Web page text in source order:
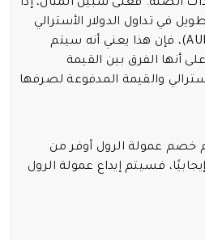
الصلة. فعلى سبيل المثال، إذا
في تداول الدولار الأسترالي
مقابل الدولار الكندي (AUDCAD)، فإن هذا يعني أنه سيتم
أنها الفرق بين القيمة
والقيمة المدفوعة لصرفها
خصم عمولة الرول أوفر من
فسيتم إيداع عمولة الرول